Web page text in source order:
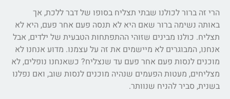
הרי זה ברור לכולנו שבתי תצליח בסופו של דבר ללכת, אך
באותה נשימה ברור שאם היא לא תנסה פעם אחר פעם, היא לא
תצליח. כולנו מבינים שזוהי ההתפתחות הטבעית של ילדים, אבל
אנחנו, המבוגרים לא מיישמים את זה על עצמנו. מדוע אנחנו לא
מוכנים לנסות פעם אחר פעם עד שנצליח? כשאנחנו נופלים, לא
מצליחים, מעטות הפעמים שנהיה מוכנים לנסות שוב, ואם נפלנו
בשנית, סביר להניח שנוותר.